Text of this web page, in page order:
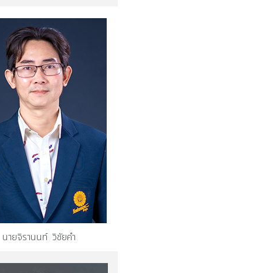
นายจิรานนท์ วิชัยคำ